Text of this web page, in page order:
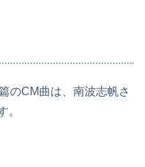
のCM曲は、南波志帆さ
。